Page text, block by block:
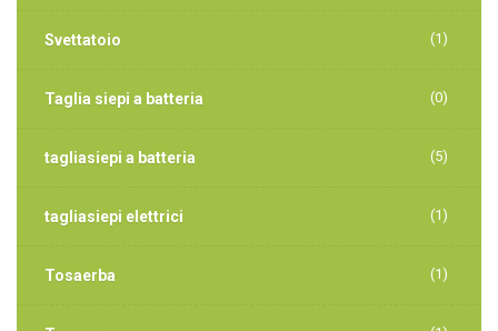
Svettatoio (1)
Taglia siepi a batteria (0)
tagliasiepi a batteria (5)
tagliasiepi elettrici (1)
Tosaerba (1)